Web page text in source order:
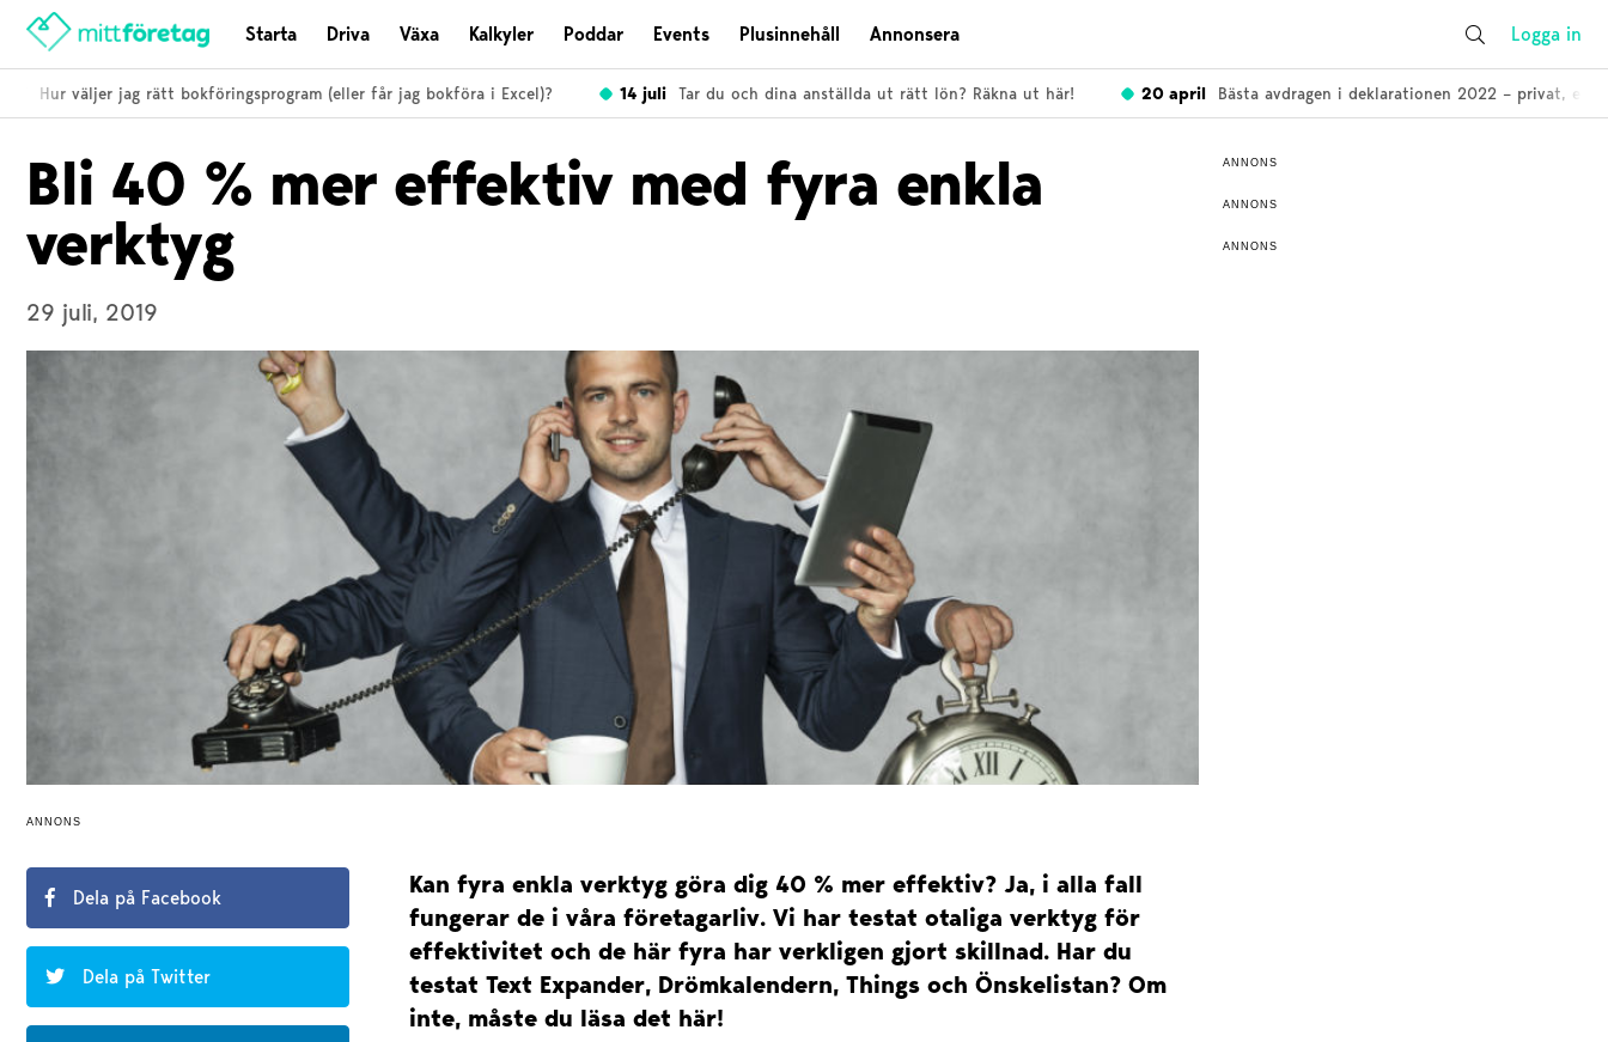
Starta Driva Växa Kalkyler Poddar Events Plusinnehåll Annonsera Logga in
Hur väljer jag rätt bokföringsprogram (eller får jag bokföra i Excel)? 14 juli Tar du och dina anställda ut rätt lön? Räkna ut här! 20 april Bästa avdragen i deklarationen 2022 – privat, enskild
Bli 40 % mer effektiv med fyra enkla
verktyg
29 juli, 2019
ANNONS
Dela på Facebook
Dela på Twitter
Kan fyra enkla verktyg göra dig 40 % mer effektiv? Ja, i alla fall
fungerar de i våra företagarliv. Vi har testat otaliga verktyg för
effektivitet och de här fyra har verkligen gjort skillnad. Har du
testat Text Expander, Drömkalendern, Things och Önskelistan? Om
inte, måste du läsa det här!
ANNONS
ANNONS
ANNONS